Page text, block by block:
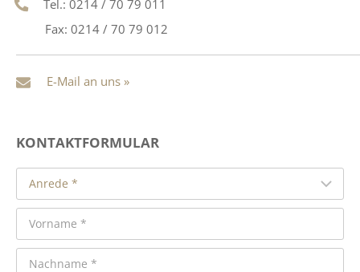
Tel.: 0214 / 70 79 011
Fax: 0214 / 70 79 012
E-Mail an uns »
KONTAKTFORMULAR